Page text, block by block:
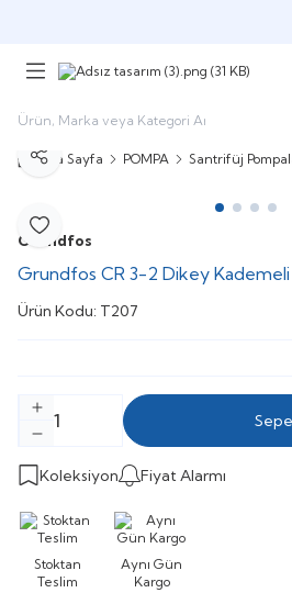
Ana Sayfa POMPA Santrifüj
Favoriye Ekle
Paylaş
Grundfos
Grundfos CR 3-2 Dikey
Ürün Kodu: T207
Koleksiyon Fiyat Alarmı
Stoktan
Teslim
Aynı Gün
Kargo